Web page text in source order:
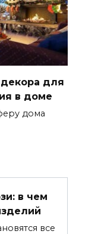
для
в доме
дома
в чем
все